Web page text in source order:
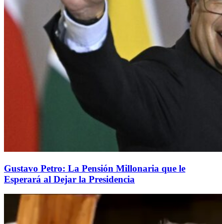
Gustavo Petro: La Pensión Millonaria que le
Esperará al Dejar la Presidencia